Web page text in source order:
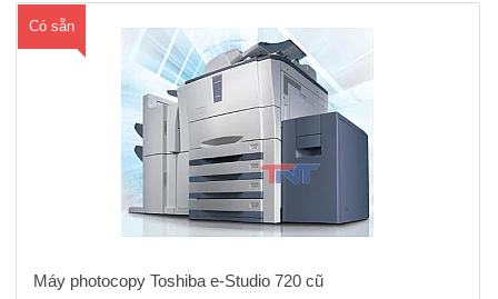
Có sẵn
Máy photocopy Toshiba e-Studio 720 cũ